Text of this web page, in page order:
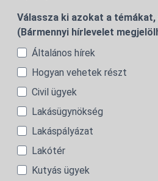
Válassza ki azokat a
(Bármennyi hírlevelet
Általános hírek
Hogyan vehetek részt
Civil ügyek
Lakásügynökség
Lakáspályázat
Lakótér
Kutyás ügyek